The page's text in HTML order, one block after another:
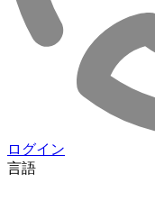
ログイン
言語